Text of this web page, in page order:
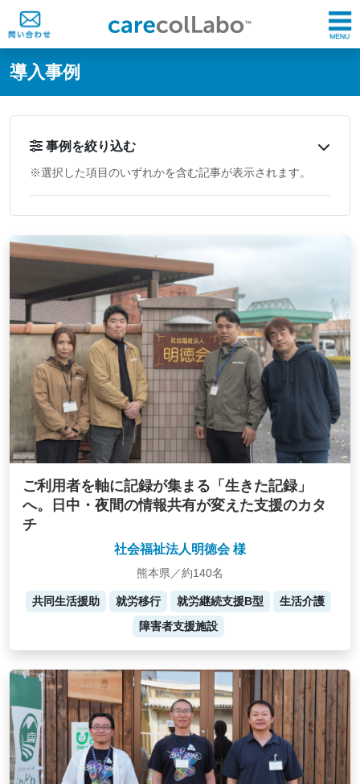
@ -0,0 +1,60 @@
導入事例
事例を絞り込む
※選択した項目のいずれかを含む記事が表示されます。
ご利用者を軸に記録が集まる「生きた記録」
へ。日中・夜間の情報共有が変えた支援のカタ
チ
社会福祉法人明徳会 様
熊本県／約140名
共同生活援助 就労移行 就労継続支援B型
生活介護
障害者支援施設